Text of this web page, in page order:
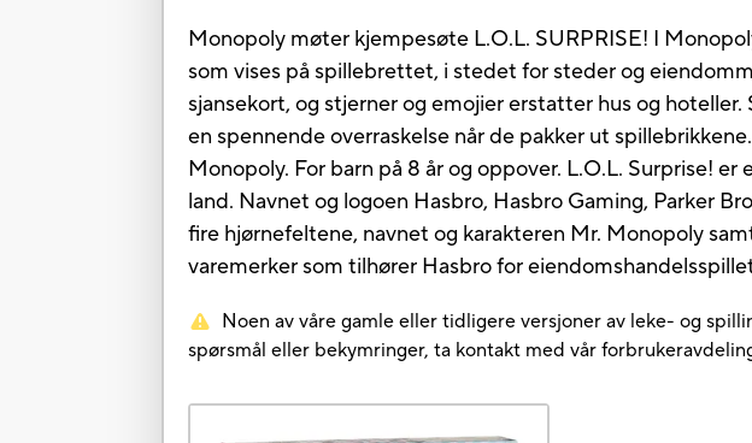
Monopoly møter kjempesøte L.O.L. SURPRISE! I
som vises på spillebrettet, i stedet for steder og
sjansekort, og stjerner og emojier erstatter hus og
en spennende overraskelse når de pakker ut
Monopoly. For barn på 8 år og oppover. L.O.L. Surprise!
land. Navnet og logoen Hasbro, Hasbro Gaming, Parker
fire hjørnefeltene, navnet og karakteren Mr. Monopoly
varemerker som tilhører Hasbro for
Noen av våre gamle eller tidligere versjoner av leke- og
spørsmål eller bekymringer, ta kontakt med vår